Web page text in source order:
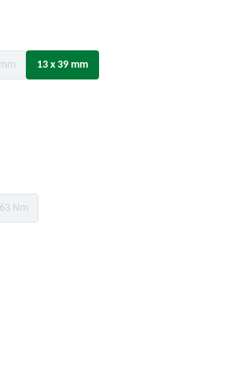
nicht verfügbar.)
Option ist zurzeit nicht verfügbar.)
13 x 39 mm
verfügbar.)
nicht verfügbar.)
nicht verfügbar.)
63 Nm(Diese Option ist zurzeit nicht verfügbar.)